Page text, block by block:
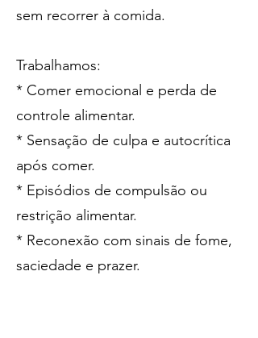
sem recorrer à comida.
Trabalhamos:
* Comer emocional e perda de
controle alimentar.
* Sensação de culpa e autocrítica
após comer.
* Episódios de compulsão ou
restrição alimentar.
* Reconexão com sinais de fome,
saciedade e prazer.